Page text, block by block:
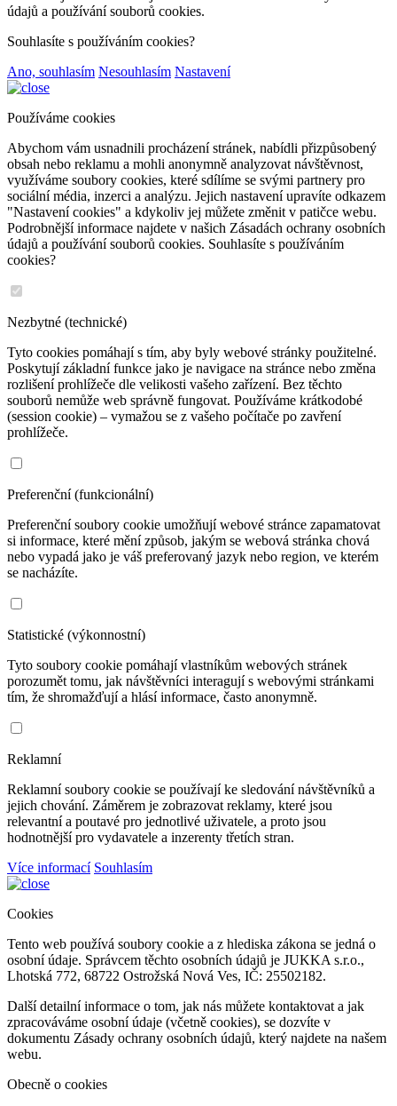
údajů a používání souborů cookies.
Souhlasíte s používáním cookies?
Ano, souhlasím Nesouhlasím Nastavení
Používáme cookies
Abychom vám usnadnili procházení stránek, nabídli přizpůsobený
obsah nebo reklamu a mohli anonymně analyzovat návštěvnost,
využíváme soubory cookies, které sdílíme se svými partnery pro
sociální média, inzerci a analýzu. Jejich nastavení upravíte odkazem
"Nastavení cookies" a kdykoliv jej můžete změnit v patičce webu.
Podrobnější informace najdete v našich Zásadách ochrany osobních
údajů a používání souborů cookies. Souhlasíte s používáním
cookies?
Nezbytné (technické)
Tyto cookies pomáhají s tím, aby byly webové stránky použitelné.
Poskytují základní funkce jako je navigace na stránce nebo změna
rozlišení prohlížeče dle velikosti vašeho zařízení. Bez těchto
souborů nemůže web správně fungovat. Používáme krátkodobé
(session cookie) – vymažou se z vašeho počítače po zavření
prohlížeče.
Preferenční (funkcionální)
Preferenční soubory cookie umožňují webové stránce zapamatovat
si informace, které mění způsob, jakým se webová stránka chová
nebo vypadá jako je váš preferovaný jazyk nebo region, ve kterém
se nacházíte.
Statistické (výkonnostní)
Tyto soubory cookie pomáhají vlastníkům webových stránek
porozumět tomu, jak návštěvníci interagují s webovými stránkami
tím, že shromažďují a hlásí informace, často anonymně.
Reklamní
Reklamní soubory cookie se používají ke sledování návštěvníků a
jejich chování. Záměrem je zobrazovat reklamy, které jsou
relevantní a poutavé pro jednotlivé uživatele, a proto jsou
hodnotnější pro vydavatele a inzerenty třetích stran.
Více informací Souhlasím
Cookies
Tento web používá soubory cookie a z hlediska zákona se jedná o
osobní údaje. Správcem těchto osobních údajů je JUKKA s.r.o.,
Lhotská 772, 68722 Ostrožská Nová Ves, IČ: 25502182.
Další detailní informace o tom, jak nás můžete kontaktovat a jak
zpracováváme osobní údaje (včetně cookies), se dozvíte v
dokumentu Zásady ochrany osobních údajů, který najdete na našem
webu.
Obecně o cookies